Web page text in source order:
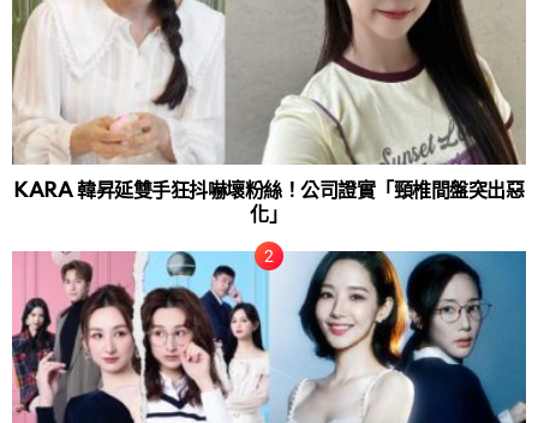
KARA 韓昇延雙手狂抖嚇壞粉絲！公司證實「頸椎間盤突出惡
化」